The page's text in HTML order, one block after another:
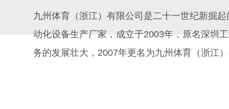
九州体育（浙江）有限公司是二十一世纪新掘
动化设备生产厂家，成立于2003年，原名深圳
务的发展壮大，2007年更名为九州体育（浙江